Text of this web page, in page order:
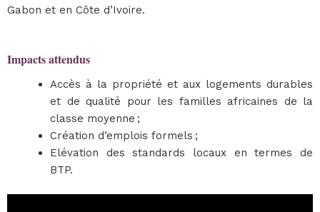
Gabon et en Côte d’Ivoire.
Impacts attendus
Accès à la propriété et aux logements durables
et de qualité pour les familles africaines de la
classe moyenne ;
Création d’emplois formels ;
Elévation des standards locaux en termes de
BTP.